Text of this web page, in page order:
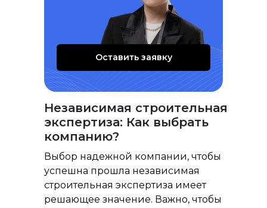
Оставить заявку
Выбор надежной компании, чтобы
успешна прошла независимая
строительная экспертиза имеет
решающее значение. Важно, чтобы
Независимая строительная
экспертиза: Как выбрать
компанию?